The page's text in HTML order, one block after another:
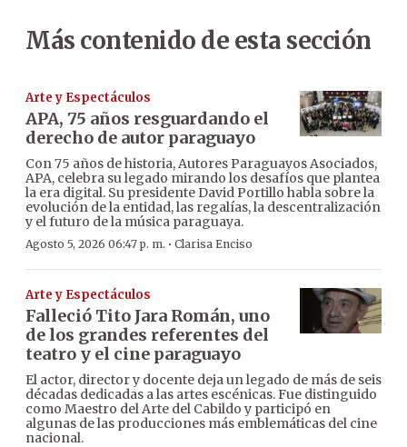
Más contenido de esta sección
Arte y Espectáculos
APA, 75 años resguardando el
derecho de autor paraguayo
Con 75 años de historia, Autores Paraguayos Asociados,
APA, celebra su legado mirando los desafíos que plantea
la era digital. Su presidente David Portillo habla sobre la
evolución de la entidad, las regalías, la descentralización
y el futuro de la música paraguaya.
Agosto 5, 2026 06:47 p. m. · Clarisa Enciso
Arte y Espectáculos
Falleció Tito Jara Román, uno
de los grandes referentes del
teatro y el cine paraguayo
El actor, director y docente deja un legado de más de seis
décadas dedicadas a las artes escénicas. Fue distinguido
como Maestro del Arte del Cabildo y participó en
algunas de las producciones más emblemáticas del cine
nacional.